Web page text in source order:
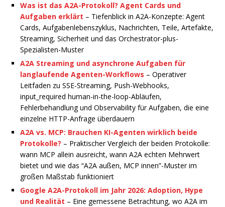
Was ist das A2A-Protokoll? Agent Cards und
Aufgaben erklärt – Tiefenblick in A2A-Konzepte: Agent
Cards, Aufgabenlebenszyklus, Nachrichten, Teile, Artefakte,
Streaming, Sicherheit und das Orchestrator-plus-
Spezialisten-Muster
A2A Streaming und asynchrone Aufgaben für
langlaufende Agenten-Workflows – Operativer
Leitfaden zu SSE-Streaming, Push-Webhooks,
input_required human-in-the-loop-Abläufen,
Fehlerbehandlung und Observability für Aufgaben, die eine
einzelne HTTP-Anfrage überdauern
A2A vs. MCP: Brauchen KI-Agenten wirklich beide
Protokolle? – Praktischer Vergleich der beiden Protokolle:
wann MCP allein ausreicht, wann A2A echten Mehrwert
bietet und wie das “A2A außen, MCP innen”-Muster im
großen Maßstab funktioniert
Google A2A-Protokoll im Jahr 2026: Adoption, Hype
und Realität – Eine gemessene Betrachtung, wo A2A im